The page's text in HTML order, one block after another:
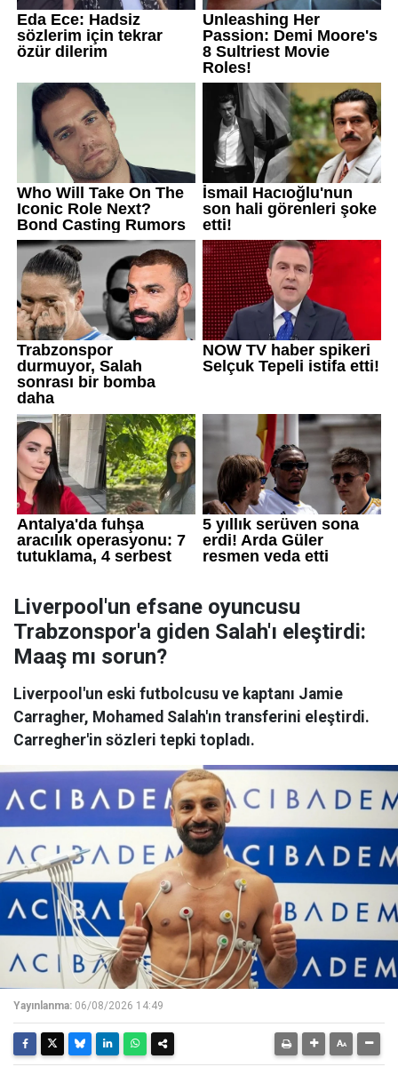
Liverpool'un efsane oyuncusu
Trabzonspor'a giden Salah'ı eleştirdi:
Maaş mı sorun?
Liverpool'un eski futbolcusu ve kaptanı Jamie
Carragher, Mohamed Salah'ın transferini eleştirdi.
Carregher'in sözleri tepki topladı.
Yayınlanma: 06/08/2026 14:49